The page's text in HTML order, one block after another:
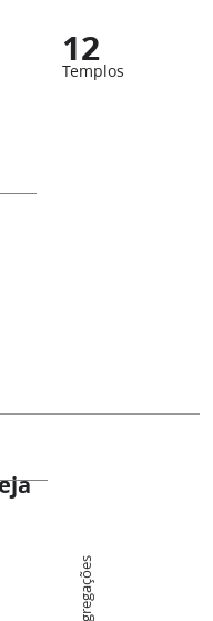
12
Templos
Congregações